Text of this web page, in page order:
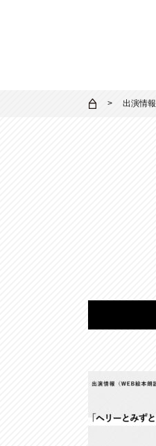
出演情報